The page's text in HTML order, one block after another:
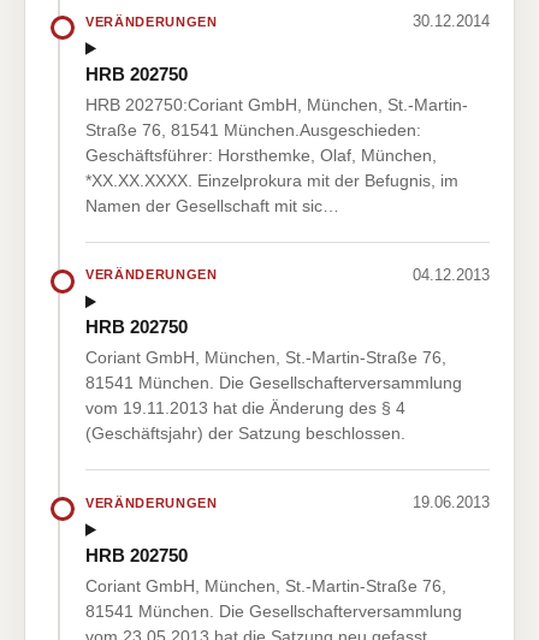
VERÄNDERUNGEN 30.12.2014
HRB 202750
HRB 202750:Coriant GmbH, München, St.-Martin-
Straße 76, 81541 München.Ausgeschieden:
Geschäftsführer: Horsthemke, Olaf, München,
*XX.XX.XXXX. Einzelprokura mit der Befugnis, im
Namen der Gesellschaft mit sic…
VERÄNDERUNGEN 04.12.2013
HRB 202750
Coriant GmbH, München, St.-Martin-Straße 76,
81541 München. Die Gesellschafterversammlung
vom 19.11.2013 hat die Änderung des § 4
(Geschäftsjahr) der Satzung beschlossen.
VERÄNDERUNGEN 19.06.2013
HRB 202750
Coriant GmbH, München, St.-Martin-Straße 76,
81541 München. Die Gesellschafterversammlung
vom 23.05.2013 hat die Satzung neu gefasst.